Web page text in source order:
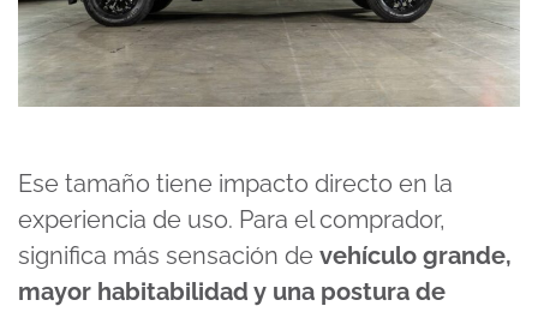
Ese tamaño tiene impacto directo en la
experiencia de uso. Para el comprador,
significa más sensación de vehículo grande,
mayor habitabilidad y una postura de